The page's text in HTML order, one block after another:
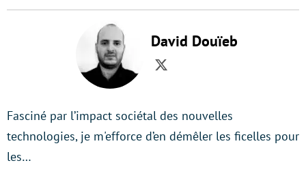
David Douïeb
Twitter
Fasciné par l’impact sociétal des nouvelles
technologies, je m'efforce d’en démêler les ficelles pour
les…